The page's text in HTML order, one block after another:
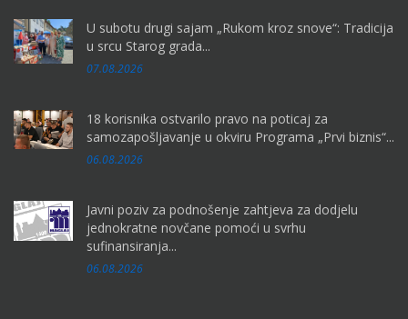
U subotu drugi sajam „Rukom kroz snove“: Tradicija
u srcu Starog grada...
07.08.2026
18 korisnika ostvarilo pravo na poticaj za
samozapošljavanje u okviru Programa „Prvi biznis“...
06.08.2026
Javni poziv za podnošenje zahtjeva za dodjelu
jednokratne novčane pomoći u svrhu
sufinansiranja...
06.08.2026